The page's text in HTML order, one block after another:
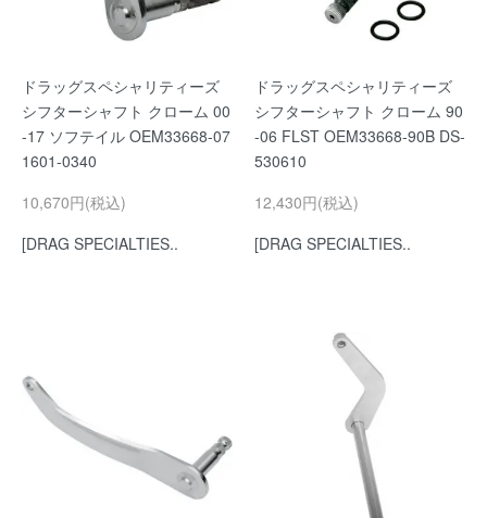
ドラッグスペシャリティーズ
シフターシャフト クローム 00
-17 ソフテイル OEM33668-07
1601-0340
10,670円(税込)
[DRAG SPECIALTIES..
ドラッグスペシャリティーズ
シフターシャフト クローム 90
-06 FLST OEM33668-90B DS-
530610
12,430円(税込)
[DRAG SPECIALTIES..